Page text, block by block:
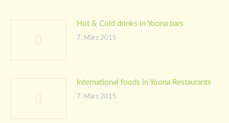
Hot & Cold drinks in Yoona bars
7. März 2015
International foods in Yoona Restaurants
7. März 2015